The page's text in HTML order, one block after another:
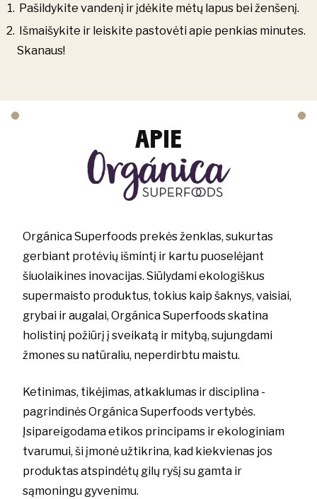
Pašildykite vandenį ir įdėkite mėtų lapus bei ženšenį.
Išmaišykite ir leiskite pastovėti apie penkias minutes.
Skanaus!
APIE
Orgánica Superfoods prekės ženklas, sukurtas
gerbiant protėvių išmintį ir kartu puoselėjant
šiuolaikines inovacijas. Siūlydami ekologiškus
supermaisto produktus, tokius kaip šaknys, vaisiai,
grybai ir augalai, Orgánica Superfoods skatina
holistinį požiūrį į sveikatą ir mitybą, sujungdami
žmones su natūraliu, neperdirbtu maistu.
Ketinimas, tikėjimas, atkaklumas ir disciplina -
pagrindinės Orgánica Superfoods vertybės.
Įsipareigodama etikos principams ir ekologiniam
tvarumui, ši įmonė užtikrina, kad kiekvienas jos
produktas atspindėtų gilų ryšį su gamta ir
sąmoningu gyvenimu.